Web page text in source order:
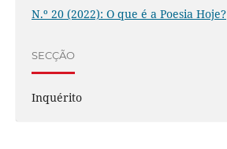
N.º 20 (2022): O que é a Poesia Hoje?
SECÇÃO
Inquérito